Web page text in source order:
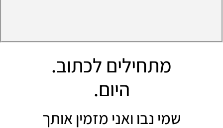
מתחילים לכתוב.
היום.
שמי נבו ואני מזמין אותך